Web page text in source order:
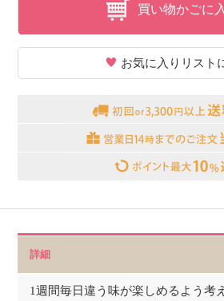
買い物かごに
お気に入りリスト
詳細
1週間毎日違う味が楽しめるよう考